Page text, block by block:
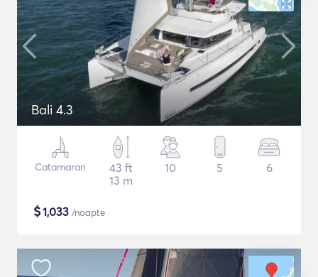
Bali 4.3
Catamaran
43 ft
13 m
10 5 6
$1,033 /noapte